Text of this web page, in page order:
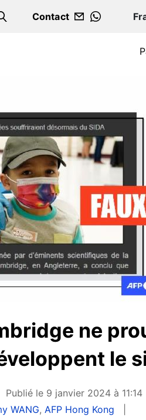
Search
Contact
ne
le
Publié le 9 janvier 2024 à 11:14
WANG, AFP Hong Kong